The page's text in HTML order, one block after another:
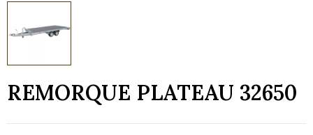
REMORQUE PLATEAU 32650